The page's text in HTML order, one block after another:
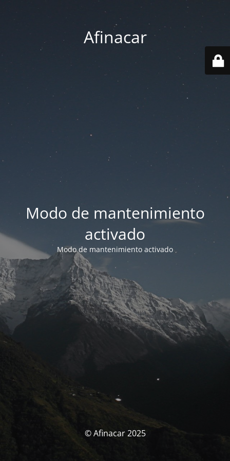
Afinacar
Modo de mantenimiento
activado
Modo de mantenimiento activado
© Afinacar 2025